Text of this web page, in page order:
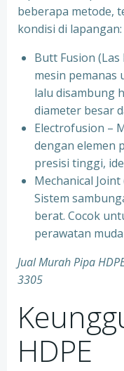
beberapa metode,
kondisi di lapangan:
Butt Fusion (Las
mesin pemanas
lalu disambung
diameter besar
Electrofusion –
dengan elemen
presisi tinggi,
Mechanical
Sistem
berat. Cocok
perawatan
Jual Murah Pipa
3305
HDPE